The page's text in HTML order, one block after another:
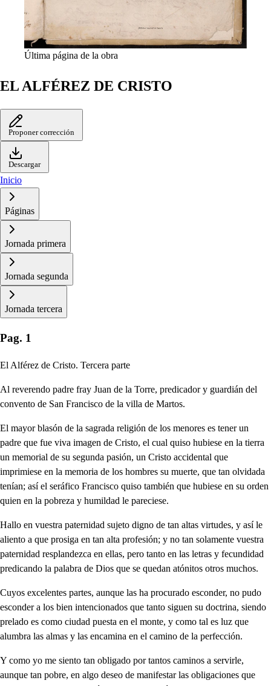
Última página de la obra
EL ALFÉREZ DE CRISTO
Proponer corrección
Descargar
Inicio
Páginas
Jornada primera
Jornada segunda
Jornada tercera
Pag. 1
El Alférez de Cristo. Tercera parte
Al reverendo padre fray Juan de la Torre, predicador y guardián del
convento de San Francisco de la villa de Martos.
El mayor blasón de la sagrada religión de los menores es tener un
padre que fue viva imagen de Cristo, el cual quiso hubiese en la tierra
un memorial de su segunda pasión, un Cristo accidental que
imprimiese en la memoria de los hombres su muerte, que tan olvidada
tenían; así el seráfico Francisco quiso también que hubiese en su orden
quien en la pobreza y humildad le pareciese.
Hallo en vuestra paternidad sujeto digno de tan altas virtudes, y así le
aliento a que prosiga en tan alta profesión; y no tan solamente vuestra
paternidad resplandezca en ellas, pero tanto en las letras y fecundidad
predicando la palabra de Dios que se quedan atónitos otros muchos.
Cuyos excelentes partes, aunque las ha procurado esconder, no pudo
esconder a los bien intencionados que tanto siguen su doctrina, siendo
prelado es como ciudad puesta en el monte, y como tal es luz que
alumbra las almas y las encamina en el camino de la perfección.
Y como yo me siento tan obligado por tantos caminos a servirle,
aunque tan pobre, en algo deseo de manifestar las obligaciones que